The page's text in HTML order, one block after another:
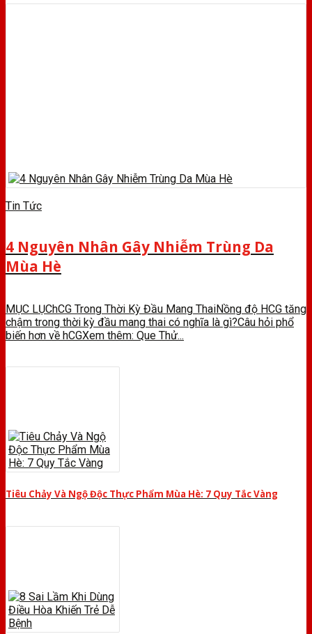
Tin Tức
4 Nguyên Nhân Gây Nhiễm Trùng Da
Mùa Hè
MỤC LỤChCG Trong Thời Kỳ Đầu Mang ThaiNồng độ HCG tăng
chậm trong thời kỳ đầu mang thai có nghĩa là gì?Câu hỏi phổ
biến hơn về hCGXem thêm: Que Thử...
Tiêu Chảy Và Ngộ Độc Thực Phẩm Mùa Hè: 7 Quy Tắc Vàng